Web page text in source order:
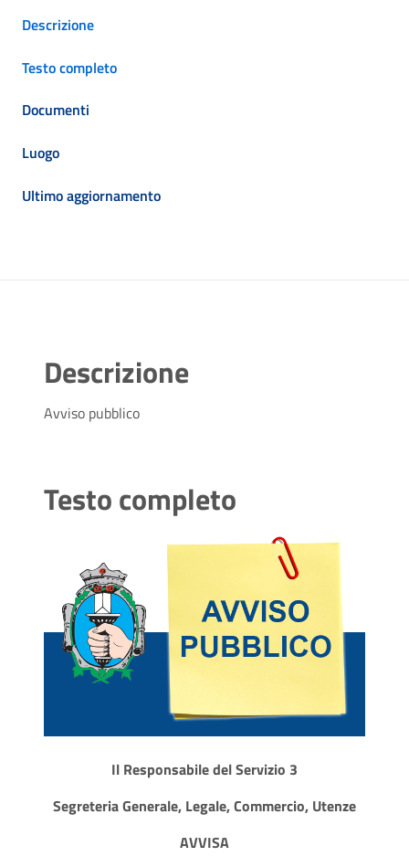
Descrizione
Testo completo
Documenti
Luogo
Ultimo aggiornamento
Descrizione
Avviso pubblico
Testo completo
Il Responsabile del Servizio 3
Segreteria Generale, Legale, Commercio, Utenze
AVVISA